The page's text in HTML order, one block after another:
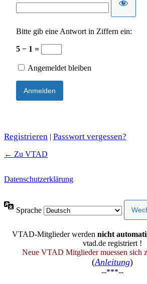
Bitte gib eine Antwort in Ziffern ein:
5 − 1 =
Angemeldet bleiben
Registrieren | Passwort vergessen?
← Zu VTAD
Datenschutzerklärung
Sprache
VTAD-Mitglieder werden nicht
vtad.de registriert !
Neue VTAD Mitglieder muessen sich
(Anleitung)
--***--